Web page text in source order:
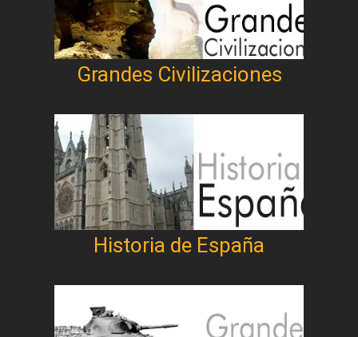
Grandes Civilizaciones
Historia de España